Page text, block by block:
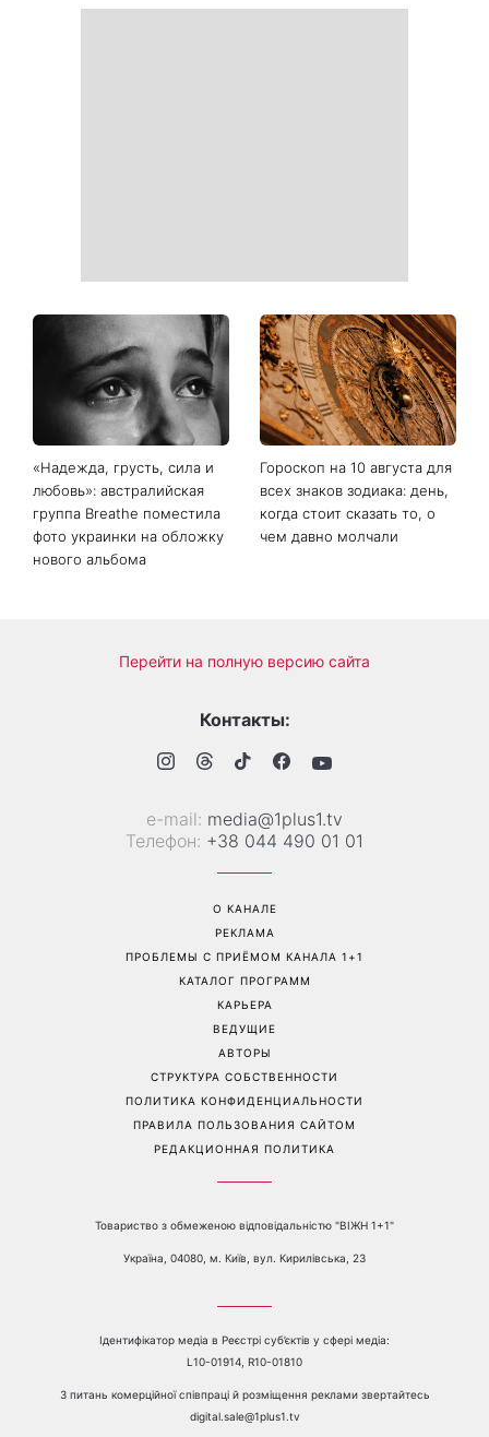
«Надежда, грусть, сила и
любовь»: австралийская
группа Breathe поместила
фото украинки на обложку
нового альбома
Гороскоп на 10 августа для
всех знаков зодиака: день,
когда стоит сказать то, о
чем давно молчали
Перейти на полную версию сайта
Контакты:
е-mail: media@1plus1.tv
Телефон: +38 044 490 01 01
О КАНАЛЕ
РЕКЛАМА
ПРОБЛЕМЫ С ПРИЁМОМ КАНАЛА 1+1
КАТАЛОГ ПРОГРАММ
КАРЬЕРА
ВЕДУЩИЕ
АВТОРЫ
СТРУКТУРА СОБСТВЕННОСТИ
ПОЛИТИКА КОНФИДЕНЦИАЛЬНОСТИ
ПРАВИЛА ПОЛЬЗОВАНИЯ САЙТОМ
РЕДАКЦИОННАЯ ПОЛИТИКА
Товариство з обмеженою відповідальністю "ВІЖН 1+1"
Україна, 04080, м. Київ, вул. Кирилівська, 23
Ідентифікатор медіа в Реєстрі суб’єктів у сфері медіа:
L10-01914, R10-01810
З питань комерційної співпраці й розміщення реклами звертайтесь
digital.sale@1plus1.tv